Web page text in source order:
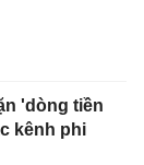
'dòng tiền
kênh phi